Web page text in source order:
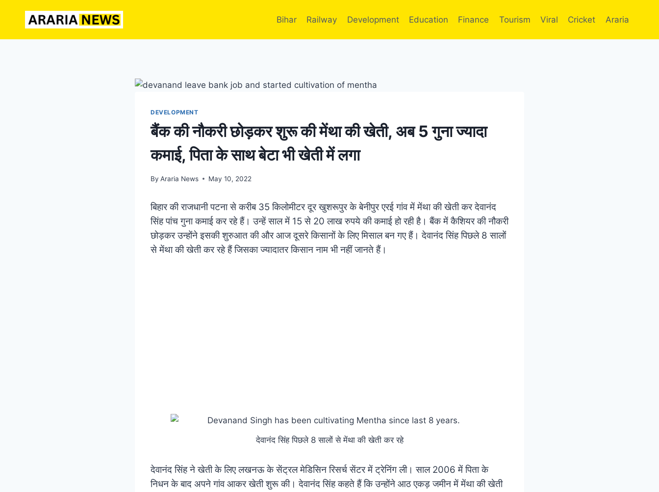
Bihar Railway Development Education Finance Tourism Viral Cricket Araria
DEVELOPMENT
बैंक की नौकरी छोड़कर शुरू की मेंथा की खेती, अब 5 गुना ज्यादा
कमाई, पिता के साथ बेटा भी खेती में लगा
By Araria News May 10, 2022
बिहार की राजधानी पटना से करीब 35 किलोमीटर दूर खुशरूपुर के बेनीपुर एरई गांव में मेंथा की खेती कर देवानंद
सिंह पांच गुना कमाई कर रहे हैं। उन्हें साल में 15 से 20 लाख रुपये की कमाई हो रही है। बैंक में कैशियर की नौकरी
छोड़कर उन्होंने इसकी शुरुआत की और आज दूसरे किसानों के लिए मिसाल बन गए हैं। देवानंद सिंह पिछले 8 सालों
से मेंथा की खेती कर रहे हैं जिसका ज्यादातर किसान नाम भी नहीं जानते हैं।
देवानंद सिंह पिछले 8 सालों से मेंथा की खेती कर रहे
देवानंद सिंह ने खेती के लिए लखनऊ के सेंट्रल मेडिसिन रिसर्च सेंटर में ट्रेनिंग ली। साल 2006 में पिता के
निधन के बाद अपने गांव आकर खेती शुरू की। देवानंद सिंह कहते हैं कि उन्होंने आठ एकड़ जमीन में मेंथा की खेती